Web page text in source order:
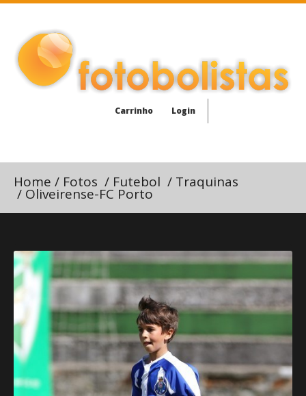
Carrinho Login
Home / Fotos / Futebol / Traquinas
/ Oliveirense-FC Porto